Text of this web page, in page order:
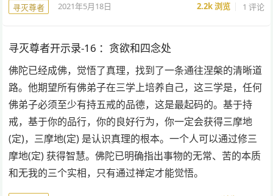
寻灭尊者 2021年5月18日 2.2k浏览 1 评论
寻灭尊者开示录-16 ：贪欲和四念处
佛陀已经成佛，觉悟了真理，找到了一条通往涅槃的清晰道
路。他期望所有佛弟子在三学上培养自己，这三学是，任何
佛弟子必须至少有持五戒的品德，这是最起码的。基于持
戒，基于你的品行，你的良好行为，你一定会获得三摩地
(定)，三摩地(定) 是认识真理的根本。一个人可以通过修三
摩地(定) 获得智慧。佛陀已明确指出事物的无常、苦的本质
和无我的三个实相，只有通过禅定才能觉悟。